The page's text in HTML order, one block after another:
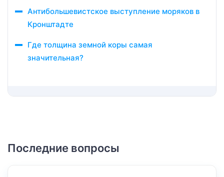
Антибольшевистское выступление моряков в
Кронштадте
Где толщина земной коры самая
значительная?
Последние вопросы